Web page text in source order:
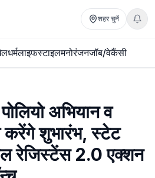
शहर चुनें
धर्मलाइफस्टाइलमनोरंजनजॉब/वेकैंसी
अभियान व
शुभारंभ, स्टेट
रेजिस्टेंस 2.0 एक्शन